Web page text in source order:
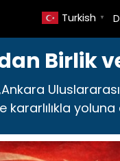
Turkish ▼
Birlik
kararlılıkla